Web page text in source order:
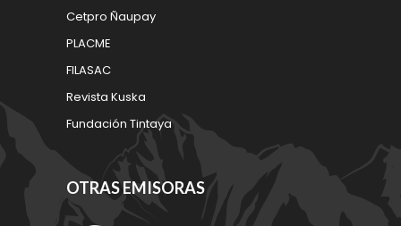
Cetpro Ñaupay
PLACME
FILASAC
Revista Kuska
Fundación Tintaya
OTRAS EMISORAS